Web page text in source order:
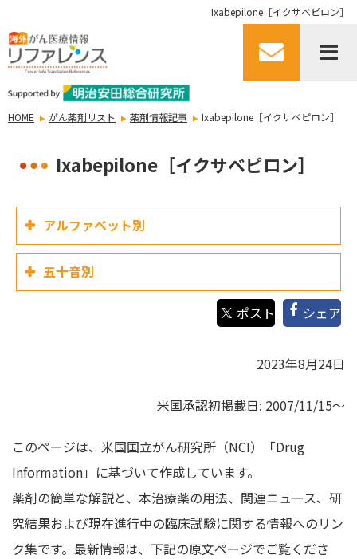
Ixabepilone［イクサベピロン］
HOME がん薬剤リスト 薬剤情報記事 Ixabepilone［イクサベピロン］
Ixabepilone［イクサベピロン］
アルファベット別
五十音別
シェア
2023年8月24日
米国承認初掲載日: 2007/11/15～
このページは、米国国立がん研究所（NCI）「Drug
Information」に基づいて作成しています。
薬剤の簡単な解説と、本治療薬の用法、関連ニュース、研
究結果および現在進行中の臨床試験に関する情報へのリン
ク集です。最新情報は、下記の原文ページでご覧くださ